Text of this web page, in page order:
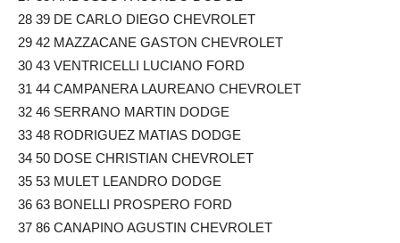
28 39 DE CARLO DIEGO CHEVROLET
29 42 MAZZACANE GASTON CHEVROLET
30 43 VENTRICELLI LUCIANO FORD
31 44 CAMPANERA LAUREANO CHEVROLET
32 46 SERRANO MARTIN DODGE
33 48 RODRIGUEZ MATIAS DODGE
34 50 DOSE CHRISTIAN CHEVROLET
35 53 MULET LEANDRO DODGE
36 63 BONELLI PROSPERO FORD
37 86 CANAPINO AGUSTIN CHEVROLET